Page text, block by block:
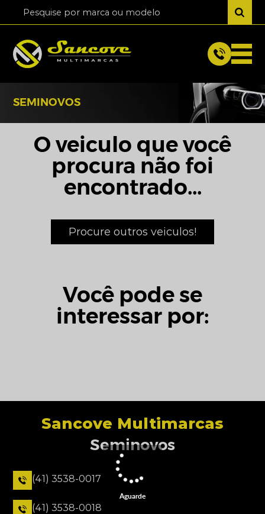
SEMINOVOS
O veiculo que você
procura não foi
encontrado...
Procure outros veiculos!
Você pode se
interessar por:
Sancove Multimarcas
Seminovos
(41) 3538-0017
(41) 3538-0018
Aguarde